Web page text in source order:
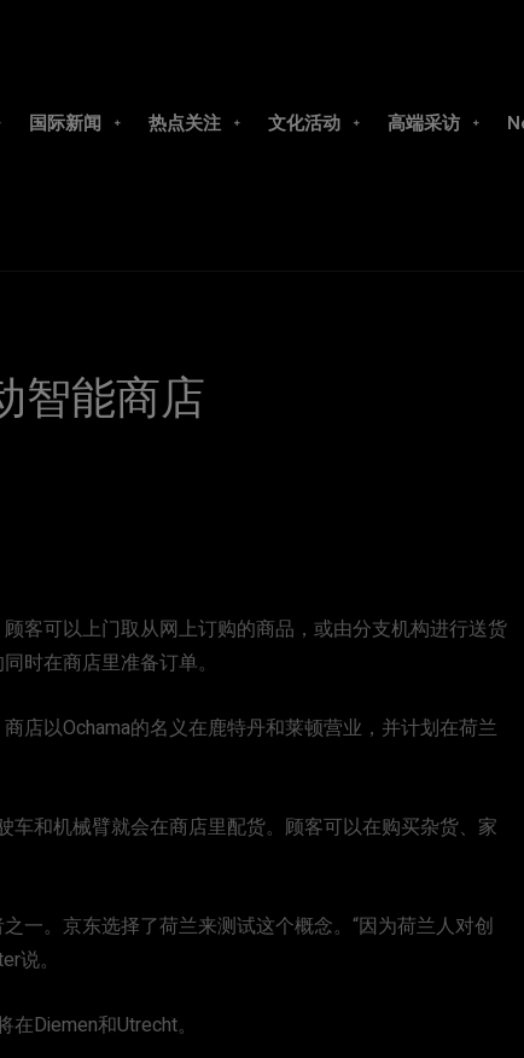
国际新闻 热点关注 文化活动 高端采访
智能商店
客可以上门取从网上订购的商品，或由分支机构进行送货
时在商店里准备订单。
店以Ochama的名义在鹿特丹和莱顿营业，并计划在荷兰
车和机械臂就会在商店里配货。顾客可以在购买杂货、家
一。京东选择了荷兰来测试这个概念。“因为荷兰人对创
说。
Diemen和Utrecht。